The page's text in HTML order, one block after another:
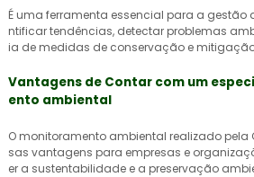
É uma ferramenta essencial para a gestão
ntificar tendências, detectar problemas
ia de medidas de conservação e
Vantagens de Contar com um
ento ambiental
O monitoramento ambiental realizado pela
sas vantagens para empresas e
er a sustentabilidade e a preservação